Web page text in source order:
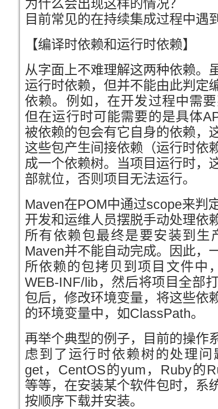
为什么会出现这样的情况？
目前常见的在持续集成过程中遇
【编译时依赖和运行时依赖】
从字面上不难理解这两种依赖。
运行时依赖，但并不能由此判定
依赖。例如，在开发过程中需
但在运行时可能需要的是具体
被依赖的包会有它自身的依赖，
这些包产生间接依赖（运行时依
成一个依赖树。当项目运行时，
部就位，否则项目无法运行。
Maven在POM中通过scope来判
开发和运维人员摆脱手动处理依
所有依赖包最终是要安装到生
Maven并不能自动完成。因此，
所依赖的包拷贝到项目文件中
WEB-INF/lib，然后将项目全部
包后，修改环境变量，将这些依
的环境变量中，如ClassPath。
再举个典型的例子，目前的操作
虑到了运行时依赖树的处理问
get，CentOS的yum，Ruby的
等等，在安装某个软件包时，系
按顺序下载并安装。